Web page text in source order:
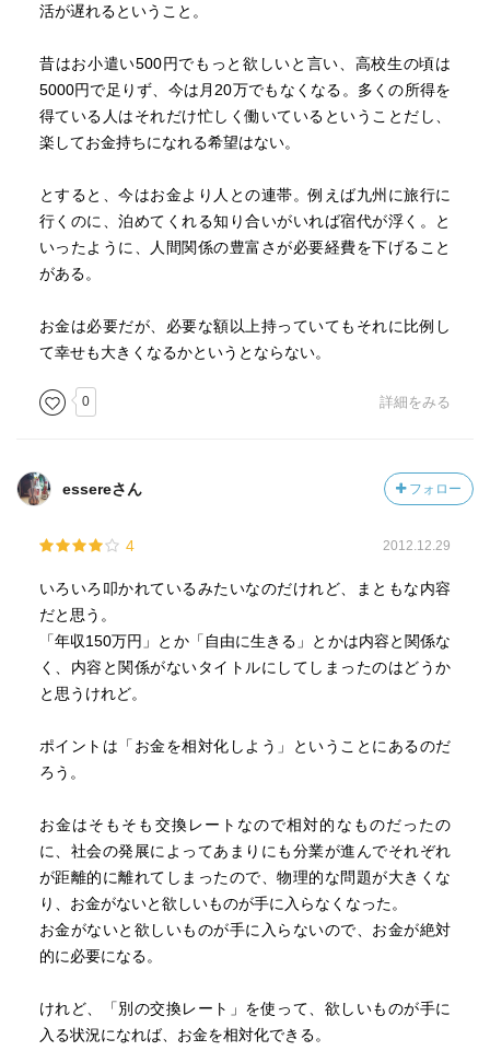
活が遅れるということ。
昔はお小遣い500円でもっと欲しいと言い、高校生の頃は
5000円で足りず、今は月20万でもなくなる。多くの所得を
得ている人はそれだけ忙しく働いているということだし、
楽してお金持ちになれる希望はない。
とすると、今はお金より人との連帯。例えば九州に旅行に
行くのに、泊めてくれる知り合いがいれば宿代が浮く。と
いったように、人間関係の豊富さが必要経費を下げること
がある。
お金は必要だが、必要な額以上持っていてもそれに比例し
て幸せも大きくなるかというとならない。
0 詳細をみる
essereさん フォロー
4 2012.12.29
いろいろ叩かれているみたいなのだけれど、まともな内容
だと思う。
「年収150万円」とか「自由に生きる」とかは内容と関係な
く、内容と関係がないタイトルにしてしまったのはどうか
と思うけれど。
ポイントは「お金を相対化しよう」ということにあるのだ
ろう。
お金はそもそも交換レートなので相対的なものだったの
に、社会の発展によってあまりにも分業が進んでそれぞれ
が距離的に離れてしまったので、物理的な問題が大きくな
り、お金がないと欲しいものが手に入らなくなった。
お金がないと欲しいものが手に入らないので、お金が絶対
的に必要になる。
けれど、「別の交換レート」を使って、欲しいものが手に
入る状況になれば、お金を相対化できる。